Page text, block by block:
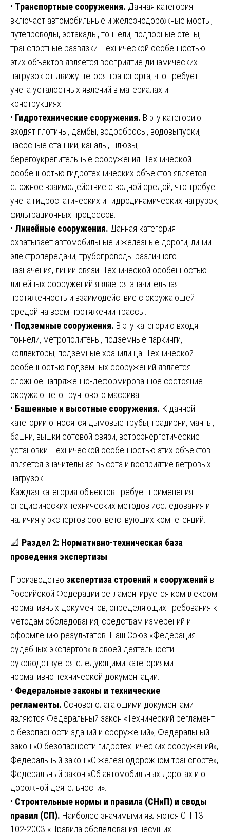
• Транспортные сооружения. Данная категория
включает автомобильные и железнодорожные мосты,
путепроводы, эстакады, тоннели, подпорные стены,
транспортные развязки. Технической особенностью
этих объектов является восприятие динамических
нагрузок от движущегося транспорта, что требует
учета усталостных явлений в материалах и
конструкциях.
• Гидротехнические сооружения. В эту категорию
входят плотины, дамбы, водосбросы, водовыпуски,
насосные станции, каналы, шлюзы,
берегоукрепительные сооружения. Технической
особенностью гидротехнических объектов является
сложное взаимодействие с водной средой, что требует
учета гидростатических и гидродинамических нагрузок,
фильтрационных процессов.
• Линейные сооружения. Данная категория
охватывает автомобильные и железные дороги, линии
электропередачи, трубопроводы различного
назначения, линии связи. Технической особенностью
линейных сооружений является значительная
протяженность и взаимодействие с окружающей
средой на всем протяжении трассы.
• Подземные сооружения. В эту категорию входят
тоннели, метрополитены, подземные паркинги,
коллекторы, подземные хранилища. Технической
особенностью подземных сооружений является
сложное напряженно-деформированное состояние
окружающего грунтового массива.
• Башенные и высотные сооружения. К данной
категории относятся дымовые трубы, градирни, мачты,
башни, вышки сотовой связи, ветроэнергетические
установки. Технической особенностью этих объектов
является значительная высота и восприятие ветровых
нагрузок.
Каждая категория объектов требует применения
специфических технических методов исследования и
наличия у экспертов соответствующих компетенций.
📐 Раздел 2: Нормативно-техническая база
проведения экспертизы
Производство экспертиза строений и сооружений в
Российской Федерации регламентируется комплексом
нормативных документов, определяющих требования к
методам обследования, средствам измерений и
оформлению результатов. Наш Союз «Федерация
судебных экспертов» в своей деятельности
руководствуется следующими категориями
нормативно-технической документации:
• Федеральные законы и технические
регламенты. Основополагающими документами
являются Федеральный закон «Технический регламент
о безопасности зданий и сооружений», Федеральный
закон «О безопасности гидротехнических сооружений»,
Федеральный закон «О железнодорожном транспорте»,
Федеральный закон «Об автомобильных дорогах и о
дорожной деятельности».
• Строительные нормы и правила (СНиП) и своды
правил (СП). Наиболее значимыми являются СП 13-
102-2003 «Правила обследования несущих